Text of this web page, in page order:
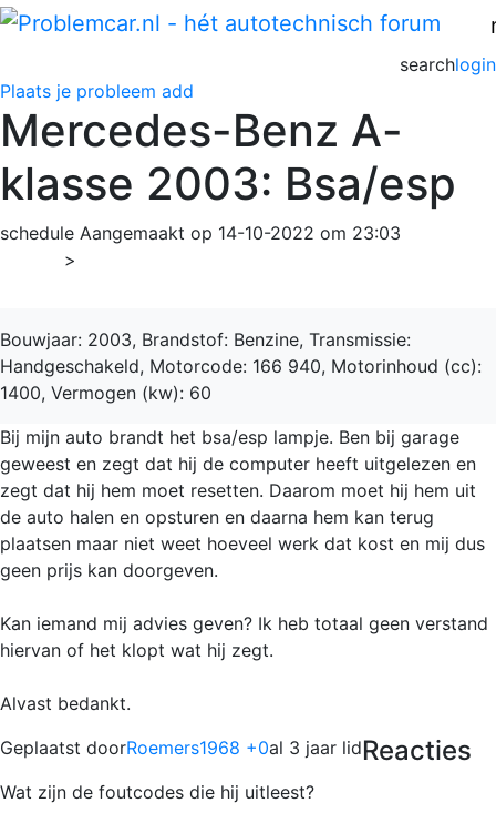
login
search
Plaats je probleem add
Mercedes-Benz A-
klasse 2003: Bsa/esp
schedule Aangemaakt op 14-10-2022 om 23:03
>
Bouwjaar: 2003, Brandstof: Benzine, Transmissie:
Handgeschakeld, Motorcode: 166 940, Motorinhoud (cc):
1400, Vermogen (kw): 60
Bij mijn auto brandt het bsa/esp lampje. Ben bij garage
geweest en zegt dat hij de computer heeft uitgelezen en
zegt dat hij hem moet resetten. Daarom moet hij hem uit
de auto halen en opsturen en daarna hem kan terug
plaatsen maar niet weet hoeveel werk dat kost en mij dus
geen prijs kan doorgeven.
Kan iemand mij advies geven? Ik heb totaal geen verstand
hiervan of het klopt wat hij zegt.
Alvast bedankt.
Geplaatst doorRoemers1968 +0al 3 jaar lidReacties
Wat zijn de foutcodes die hij uitleest?